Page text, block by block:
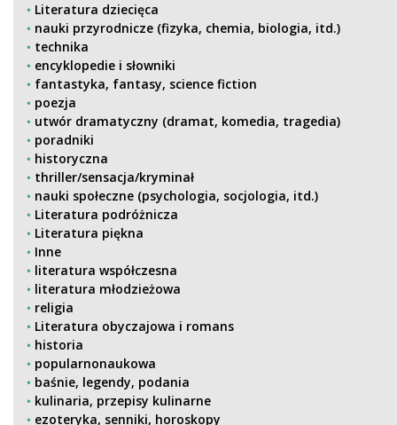
Literatura dziecięca
nauki przyrodnicze (fizyka, chemia, biologia, itd.)
technika
encyklopedie i słowniki
fantastyka, fantasy, science fiction
poezja
utwór dramatyczny (dramat, komedia, tragedia)
poradniki
historyczna
thriller/sensacja/kryminał
nauki społeczne (psychologia, socjologia, itd.)
Literatura podróżnicza
Literatura piękna
Inne
literatura współczesna
literatura młodzieżowa
religia
Literatura obyczajowa i romans
historia
popularnonaukowa
baśnie, legendy, podania
kulinaria, przepisy kulinarne
ezoteryka, senniki, horoskopy